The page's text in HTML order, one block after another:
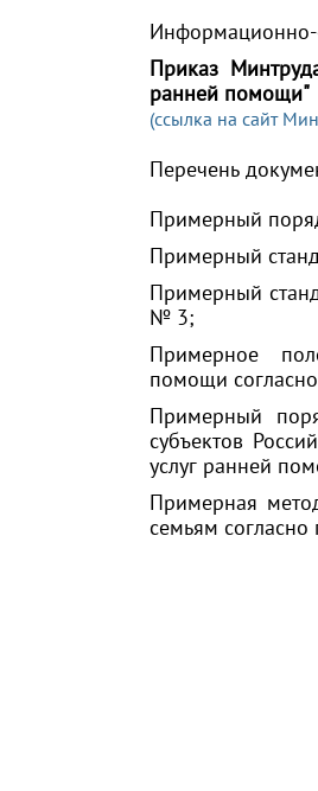
Приказ
ранней помощи"
(ссылка на сайт
Перечень
Примерный
Примерный
Примерный
№ 3;
Примерное
помощи
Примерный
субъектов
услуг ранней
Примерная
семьям